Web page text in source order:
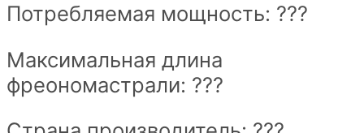
Потребляемая мощность: ???
Максимальная длина
фреономастрали: ???